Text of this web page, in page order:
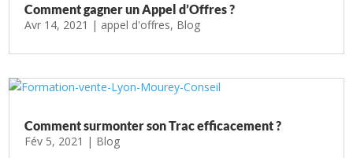
Comment gagner un Appel d’Offres ?
Avr 14, 2021 | appel d'offres, Blog
Comment surmonter son Trac efficacement ?
Fév 5, 2021 | Blog